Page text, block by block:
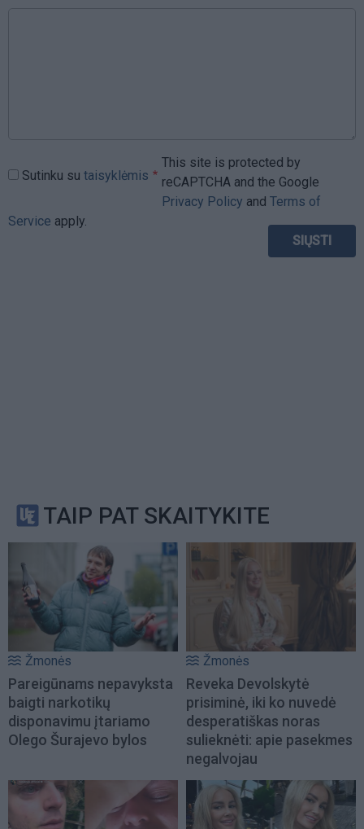
Sutinku su taisyklėmis
This site is protected by
reCAPTCHA and the Google
Privacy Policy and Terms of
Service apply.
TAIP PAT SKAITYKITE
Žmonės
Pareigūnams nepavyksta
baigti narkotikų
disponavimu įtariamo
Olego Šurajevo bylos
Žmonės
Reveka Devolskytė
prisiminė, iki ko nuvedė
desperatiškas noras
sulieknėti: apie pasekmes
negalvojau